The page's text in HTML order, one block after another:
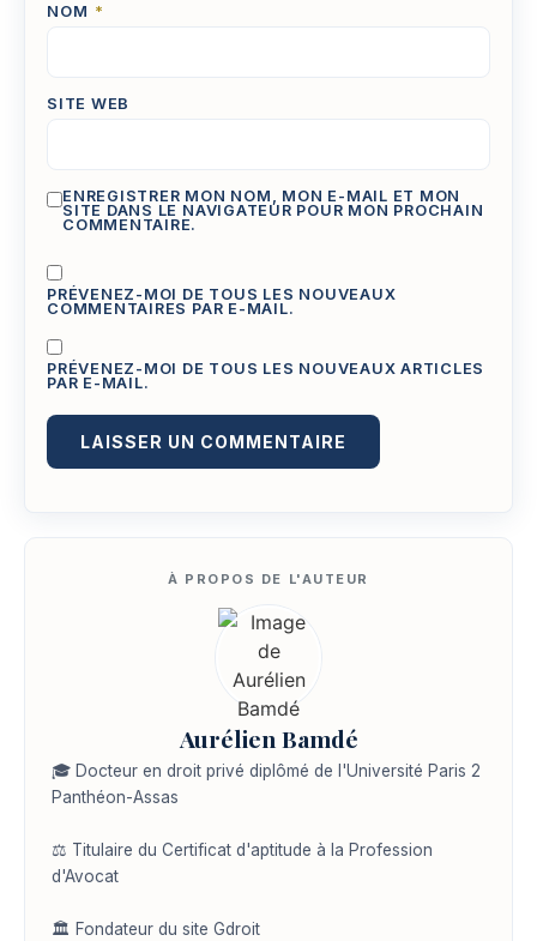
NOM *
SITE WEB
ENREGISTRER MON NOM, MON E-MAIL ET MON
SITE DANS LE NAVIGATEUR POUR MON PROCHAIN
COMMENTAIRE.
PRÉVENEZ-MOI DE TOUS LES NOUVEAUX
COMMENTAIRES PAR E-MAIL.
PRÉVENEZ-MOI DE TOUS LES NOUVEAUX ARTICLES
PAR E-MAIL.
Aurélien Bamdé
🎓 Docteur en droit privé diplômé de l'Université Paris 2
Panthéon-Assas
⚖️ Titulaire du Certificat d'aptitude à la Profession
d'Avocat
🏛️ Fondateur du site Gdroit